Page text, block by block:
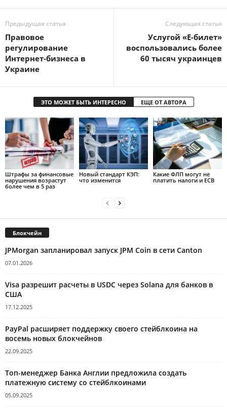
Предыдущая статья
Правовое
регулирование
Интернет-бизнеса в
Украине
Следующая статья
Услугой «Е-билет»
воспользовались более
60 тысяч украинцев
ЭТО МОЖЕТ БЫТЬ ИНТЕРЕСНО ЕЩЕ ОТ АВТОРА
Штрафы за финансовые
нарушения возрастут
более чем в 5 раз
Новый стандарт КЭП:
что изменится
Какие ФЛП могут не
платить налоги и ЕСВ
Блокчейн
JPMorgan запланировал запуск JPM Coin в сети Canton
07.01.2026
Visa разрешит расчеты в USDC через Solana для банков в
США
17.12.2025
PayPal расширяет поддержку своего стейблкоина на
восемь новых блокчейнов
22.09.2025
Топ-менеджер Банка Англии предложила создать
платежную систему со стейблкоинами
05.09.2025